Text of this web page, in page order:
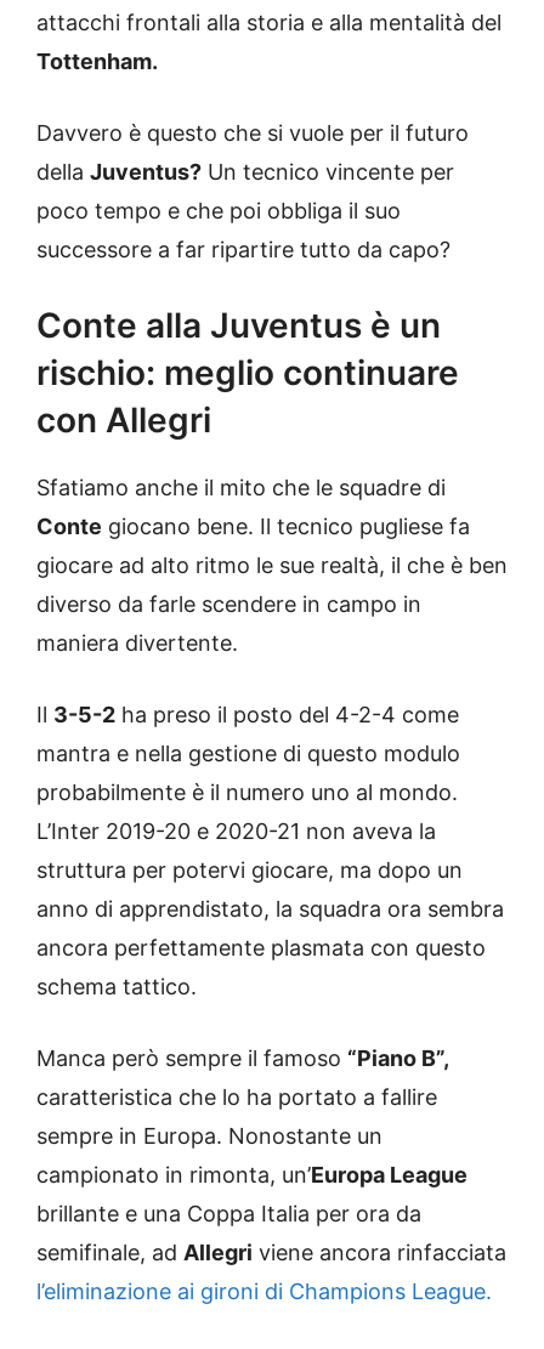
attacchi frontali alla storia e alla mentalità del
Tottenham.
Davvero è questo che si vuole per il futuro
della Juventus? Un tecnico vincente per
poco tempo e che poi obbliga il suo
successore a far ripartire tutto da capo?
Conte alla Juventus è un
rischio: meglio continuare
con Allegri
Sfatiamo anche il mito che le squadre di
Conte giocano bene. Il tecnico pugliese fa
giocare ad alto ritmo le sue realtà, il che è ben
diverso da farle scendere in campo in
maniera divertente.
Il 3-5-2 ha preso il posto del 4-2-4 come
mantra e nella gestione di questo modulo
probabilmente è il numero uno al mondo.
L’Inter 2019-20 e 2020-21 non aveva la
struttura per potervi giocare, ma dopo un
anno di apprendistato, la squadra ora sembra
ancora perfettamente plasmata con questo
schema tattico.
Manca però sempre il famoso “Piano B”,
caratteristica che lo ha portato a fallire
sempre in Europa. Nonostante un
campionato in rimonta, un’Europa League
brillante e una Coppa Italia per ora da
semifinale, ad Allegri viene ancora rinfacciata
l’eliminazione ai gironi di Champions League.